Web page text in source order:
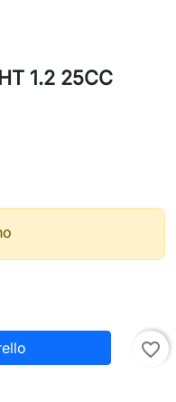
1.2 25CC
favorite_border